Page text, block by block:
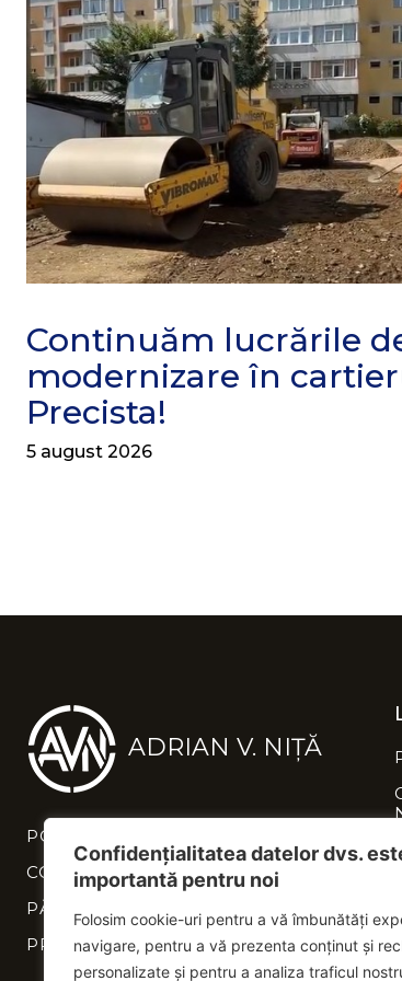
Confidențialitatea datelor dvs.
importantă pentru noi
Folosim cookie-uri pentru a vă îmbunătăți
navigare, pentru a vă prezenta conținut și
personalizate și pentru a analiza traficul
Continuăm lucrările
modernizare în
Precista!
5 august 2026
ADRIAN V. NIȚĂ
POLITICĂ DE CONFIDENȚIALITATE
CONTACT
PĂREREA TA CONTEAZĂ
PROIECTE